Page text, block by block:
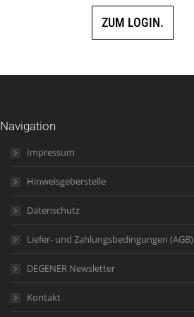
ZUM LOGIN.
Navigation
Impressum
Hinweisgeberstelle
Datenschutz
Liefer- und Zahlungsbedingungen (AGB)
DEGENER Newsletter
Kontakt